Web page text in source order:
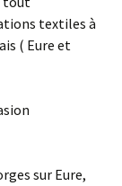
textiles à
( Eure et
sur Eure,